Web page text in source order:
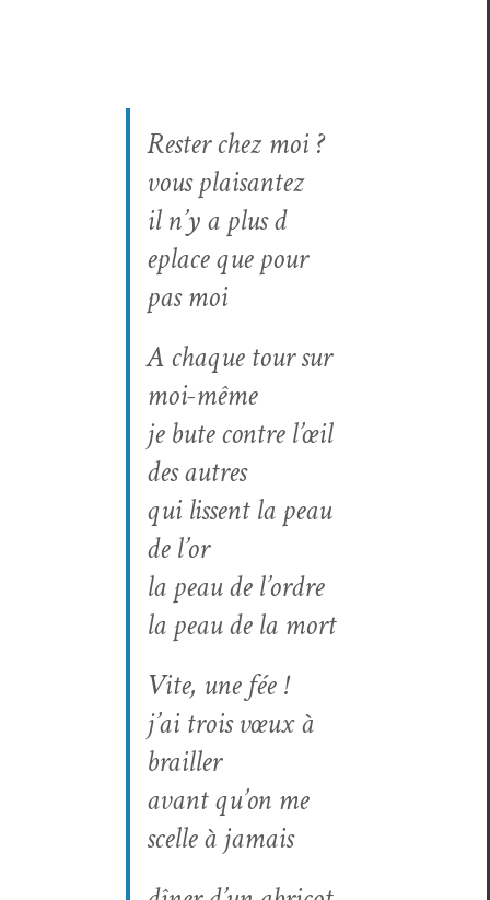
Rester chez moi ?
vous plaisantez
il n’y a plus d
eplace que pour
pas moi
A chaque tour sur
moi-même
je bute con­tre l’œil
des autres
qui lis­sent la peau
de l’or
la peau de l’ordre
la peau de la mort
Vite, une fée !
j’ai trois vœux à
brailler
avant qu’on me
scelle à jamais